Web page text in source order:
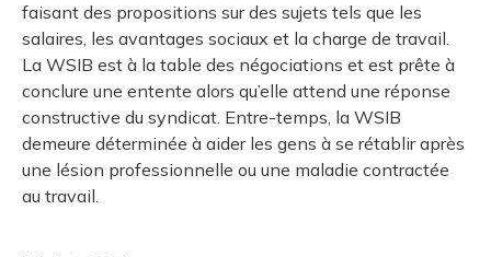
faisant des propositions sur des sujets tels que les
salaires, les avantages sociaux et la charge de travail.
La WSIB est à la table des négociations et est prête à
conclure une entente alors qu’elle attend une réponse
constructive du syndicat. Entre-temps, la WSIB
demeure déterminée à aider les gens à se rétablir après
une lésion professionnelle ou une maladie contractée
au travail.